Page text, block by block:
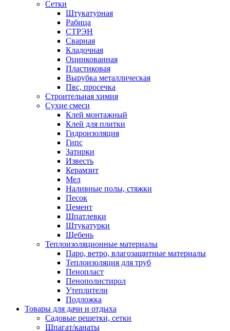
Сетки
Штукатурная
Рабица
СТРЭН
Сварная
Кладочная
Оцинкованная
Пластиковая
Вырубка металлическая
Пвс, просечка
Строительная химия
Сухие смеси
Клей монтажный
Клей для плитки
Гидроизоляция
Гипс
Затирки
Известь
Керамзит
Мел
Наливные полы, стяжки
Песок
Цемент
Шпатлевки
Штукатурки
Щебень
Теплоизоляционные материалы
Паро, ветро, влагозащитные материалы
Теплоизоляция для труб
Пенопласт
Пенополистирол
Утеплители
Подложка
Товары для дачи и отдыха
Садовые решетки, сетки
Шпагат/канаты